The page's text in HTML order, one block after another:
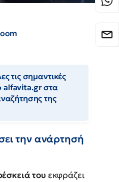
τις σημαντικές
alfavita.gr στα
της
την ανάρτησή
του εκφράζει